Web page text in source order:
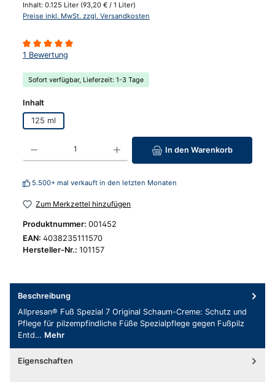
Inhalt: 0.125 Liter (93,20 € / 1 Liter)
Preise inkl. MwSt. zzgl. Versandkosten
Durchschnittliche Bewertung von 5 von 5 Sternen
1 Bewertung
Sofort verfügbar, Lieferzeit: 1-3 Tage
Inhaltauswählen
125 ml
Produkt Anzahl: Gib den gewünschten Wert ein oder benutze die
In den Warenkorb
5.500+ mal verkauft in den letzten Monaten
Zum Merkzettel hinzufügen
Produktnummer: 001452
EAN: 4038235111570
Hersteller-Nr.: 101157
Beschreibung
Allpresan® Fuß Spezial 7 Original Schaum-Creme: Schutz und
Pflege für pilzempfindliche Füße Spezialpflege gegen Fußpilz
Entd… Mehr
Eigenschaften